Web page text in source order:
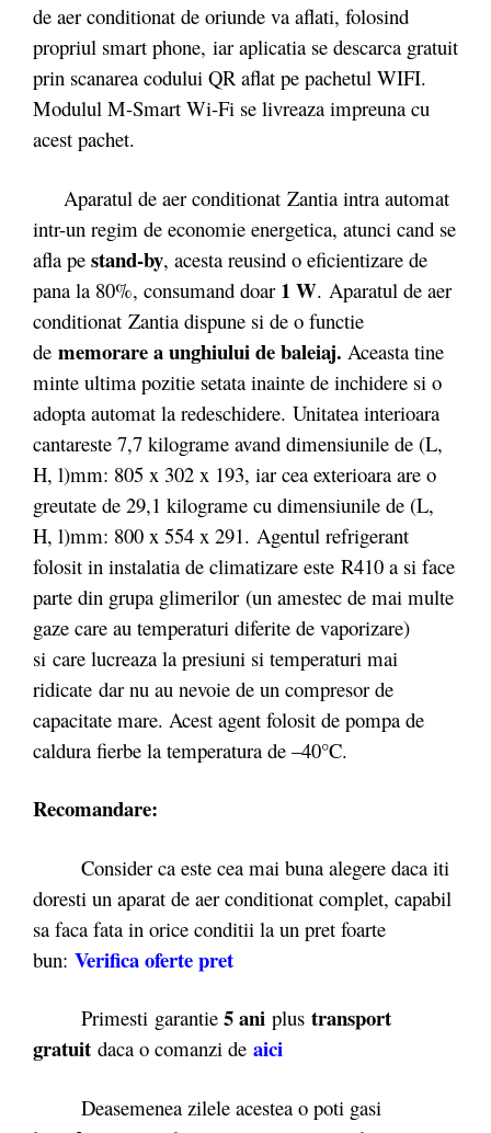
de aer conditionat de oriunde va aflati, folosind
propriul smart phone, iar aplicatia se descarca gratuit
prin scanarea codului QR aflat pe pachetul WIFI.
Modulul M-Smart Wi-Fi se livreaza impreuna cu
acest pachet.
Aparatul de aer conditionat Zantia intra automat
intr-un regim de economie energetica, atunci cand se
afla pe stand-by, acesta reusind o eficientizare de
pana la 80%, consumand doar 1 W. Aparatul de aer
conditionat Zantia dispune si de o functie
de memorare a unghiului de baleiaj. Aceasta tine
minte ultima pozitie setata inainte de inchidere si o
adopta automat la redeschidere. Unitatea interioara
cantareste 7,7 kilograme avand dimensiunile de (L,
H, l)mm: 805 x 302 x 193, iar cea exterioara are o
greutate de 29,1 kilograme cu dimensiunile de (L,
H, l)mm: 800 x 554 x 291. Agentul refrigerant
folosit in instalatia de climatizare este R410 a si face
parte din grupa glimerilor (un amestec de mai multe
gaze care au temperaturi diferite de vaporizare)
si care lucreaza la presiuni si temperaturi mai
ridicate dar nu au nevoie de un compresor de
capacitate mare. Acest agent folosit de pompa de
caldura fierbe la temperatura de –40°C.
Recomandare:
Consider ca este cea mai buna alegere daca iti
doresti un aparat de aer conditionat complet, capabil
sa faca fata in orice conditii la un pret foarte
bun: Verifica oferte pret
Primesti garantie 5 ani plus transport
gratuit daca o comanzi de aici
Deasemenea zilele acestea o poti gasi